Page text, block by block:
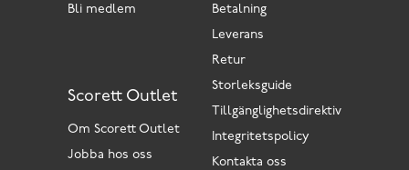
Betalning
Leverans
Retur
Storleksguide
Tillgänglighetsdirektiv
Integritetspolicy
Kontakta oss
Scorett Outlet
Om Scorett Outlet
Jobba hos oss
Bli medlem